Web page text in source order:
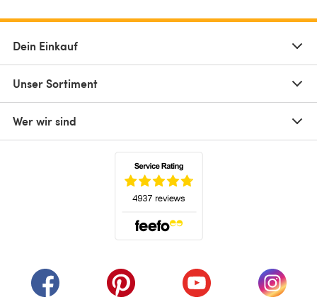
Dein Einkauf
Unser Sortiment
Wer wir sind
(öffnet sich in einem neuen Tab)
(öffnet sich in einem neuen Tab)
(öffnet sich in einem
(öffnet